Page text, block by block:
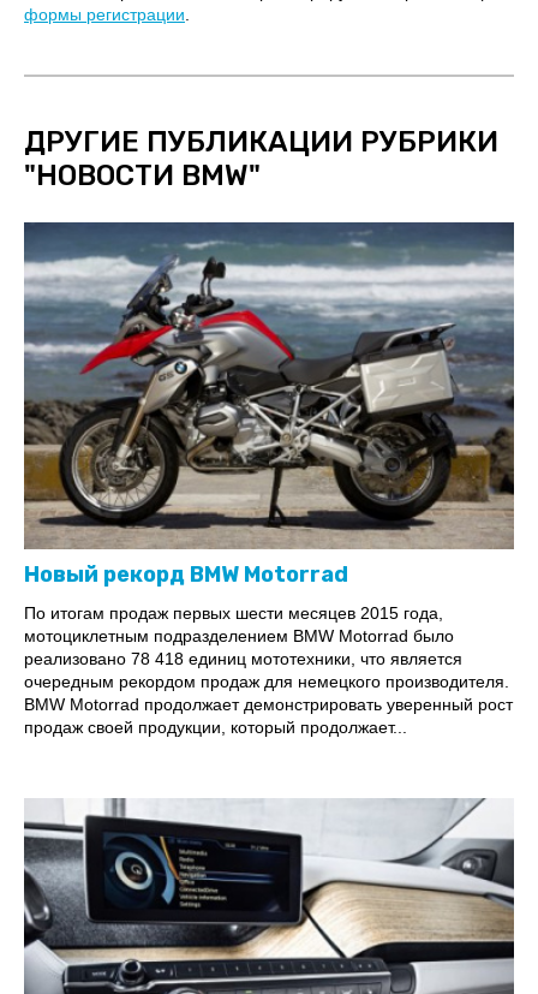
формы регистрации
ДРУГИЕ ПУБЛИКАЦИИ РУБРИКИ
"НОВОСТИ BMW"
Новый рекорд BMW Motorrad
По итогам продаж первых шести месяцев 2015 года,
мотоциклетным подразделением BMW Motorrad было
реализовано 78 418 единиц мототехники, что является
очередным рекордом продаж для немецкого производителя.
BMW Motorrad продолжает демонстрировать уверенный рост
продаж своей продукции, который продолжает...